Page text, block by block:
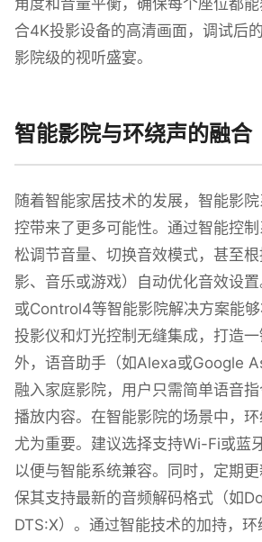
角度和音量平衡，确保每个座位都
合4K投影设备的高清画面，调试后
影院级的视听盛宴。
智能影院与环绕声的融合
随着智能家居技术的发展，智能影
控带来了更多可能性。通过智能控
松调节音量、切换音效模式，甚至
影、音乐或游戏）自动优化音效设
或Control4等智能影院解决方案能
投影仪和灯光控制无缝集成，打造
外，语音助手（如Alexa或Google
融入家庭影院，用户只需简单语音
播放内容。在智能影院的场景中，
尤为重要。建议选择支持Wi-Fi或蓝
以便与智能系统兼容。同时，定期
保其支持最新的音频解码格式（如
DTS:X）。通过智能技术的加持，